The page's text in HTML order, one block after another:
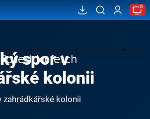
Failed to fetch
spor v
kolonii
zahrádkářské kolonii